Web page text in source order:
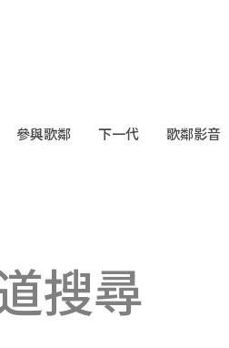
參與歌鄰 下一代 歌鄰影音
搜尋